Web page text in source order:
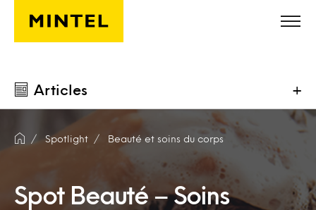
Skip to main content
Articles +
Spotlight Beauté et soins du corps
Spot Beauté – Soins